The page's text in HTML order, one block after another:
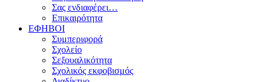
Σας ενδιαφέρει…
Επικαιρότητα
ΕΦΗΒΟΙ
Συμπεριφορά
Σχολείο
Σεξουαλικότητα
Σχολικός εκφοβισμός